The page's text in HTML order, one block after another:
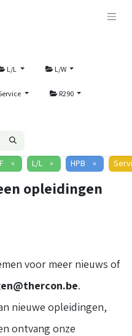
L/L L/W
R290
× L/L × HPB ×
opleidingen
voor meer nieuws of
.
nieuwe opleidingen,
ontvang onze